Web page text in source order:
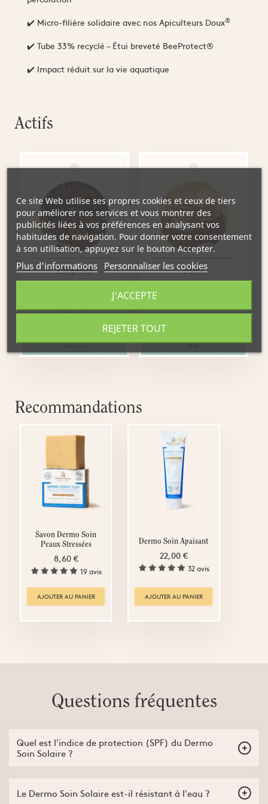
✔️ Micro-filière solidaire avec nos Apiculteurs Doux®
✔️ Tube 33% recyclé – Étui breveté BeeProtect®
✔️ Impact réduit sur la vie aquatique
Actifs
Propolis
Substance naturelle issue
de la ruche
Propolis
Miel
vivante
Miel
Recommandations
Savon Dermo Soin
Peaux Stressées
8,60 €
19 avis
AJOUTER AU PANIER
Dermo Soin Apaisant
22,00 €
32 avis
AJOUTER AU PANIER
Questions fréquentes
Quel est l'indice de protection (SPF) du Dermo
Soin Solaire ?
modérée à forte, mais doit toujours être réappliqué
régulièrement.
Le Dermo Soin Solaire est-il résistant à l'eau ?
Ce site Web utilise ses propres cookies et ceux de tiers
pour améliorer nos services et vous montrer des
publicités liées à vos préférences en analysant vos
habitudes de navigation. Pour donner votre consentement
à son utilisation, appuyez sur le bouton Accepter.
Plus d'informations Personnaliser les cookies
REJETER TOUT
J'ACCEPTE